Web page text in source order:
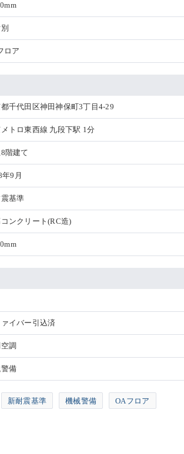
ロア
千代田区神田神保町3丁目4-29
トロ東西線 九段下駅 1分
階建て
年9月
基準
ンクリート(RC造)
イバー引込済
調
備
新耐震基準 機械警備 OAフロア